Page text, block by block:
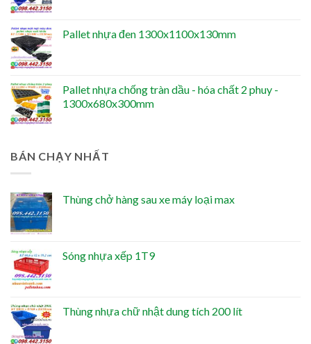
Pallet nhựa đen 1300x1100x130mm
Pallet nhựa chống tràn dầu - hóa chất 2 phuy -
1300x680x300mm
BÁN CHẠY NHẤT
Thùng chở hàng sau xe máy loại max
Sóng nhựa xếp 1T9
Thùng nhựa chữ nhật dung tích 200 lít